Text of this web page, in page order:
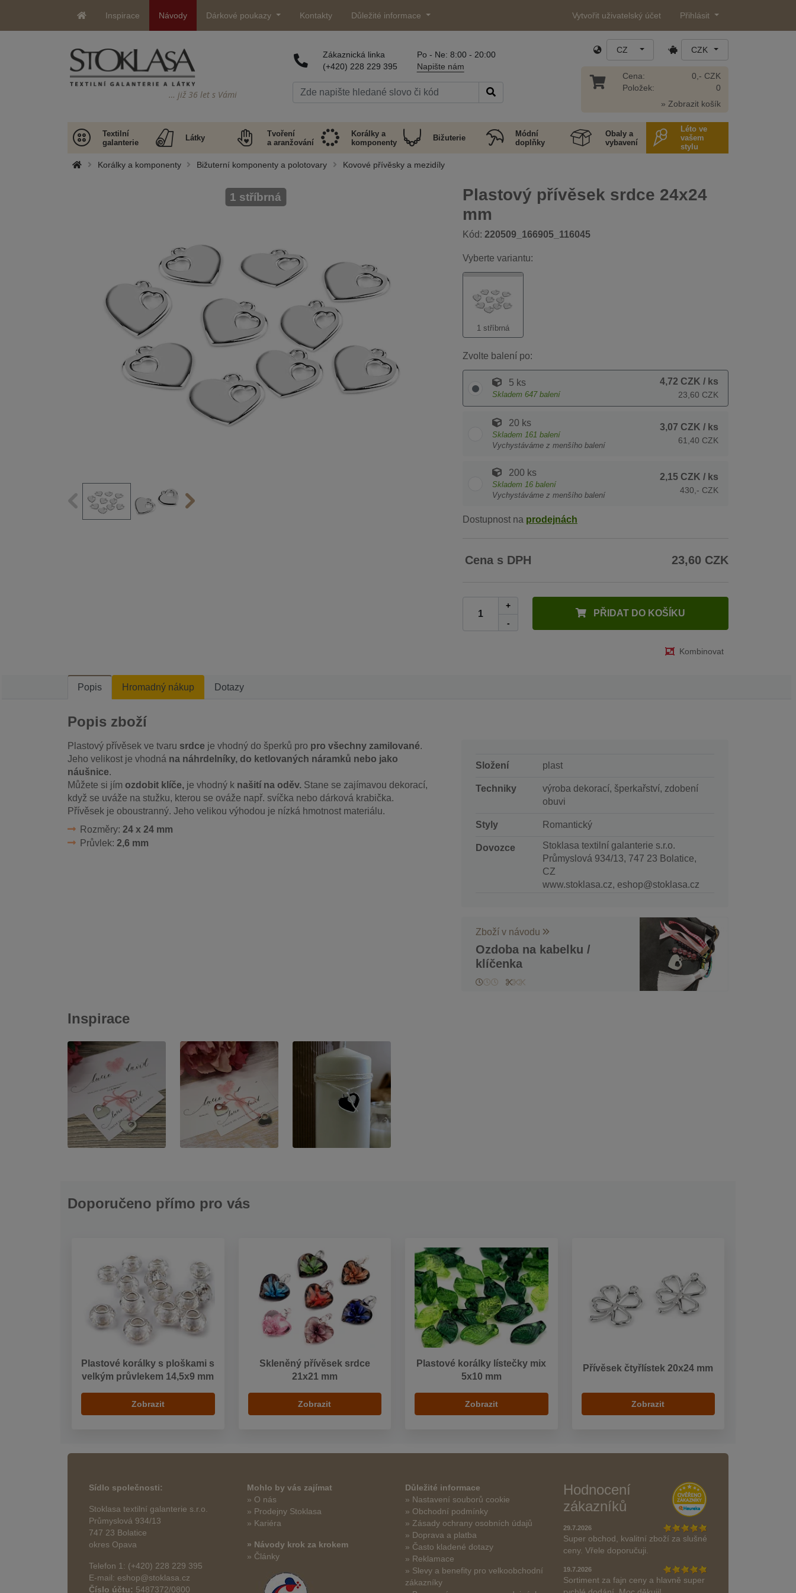
Inspirace Návody Dárkové poukazy Kontakty Důležité informace Vytvořit uživatelský účet Přihlásit
… již 36 let s Vámi
Zákaznická linka
(+420) 228 229 395
Po - Ne: 8:00 - 20:00
Napište nám
CZ CZK
Cena:
Položek:
0,- CZK
0
» Zobrazit košík
Textilní
galanterie
Látky
Tvoření
a aranžování
Korálky a
komponenty
Bižuterie
Módní
doplňky
Obaly a
vybavení
Léto ve
vašem
stylu
Korálky a komponenty Bižuterní komponenty a polotovary Kovové přívěsky a mezidíly
Plastový přívěsek srdce 24x24
mm
Kód: 220509_166905_116045
1 stříbrná
Vyberte variantu:
1 stříbrná
Zvolte balení po:
5 ks
Skladem 647 balení
4,72 CZK / ks
23,60 CZK
20 ks
Skladem 161 balení
Vychystáváme z menšího balení
3,07 CZK / ks
61,40 CZK
200 ks
Skladem 16 balení
Vychystáváme z menšího balení
2,15 CZK / ks
430,- CZK
Dostupnost na prodejnách
Cena s DPH 23,60 CZK
+
-
PŘIDAT DO KOŠÍKU
Kombinovat
Popis Hromadný nákup Dotazy
Popis zboží
Plastový přívěsek ve tvaru srdce je vhodný do šperků pro pro všechny zamilované.
Jeho velikost je vhodná na náhrdelníky, do ketlovaných náramků nebo jako
náušnice.
Můžete si jím ozdobit klíče, je vhodný k našití na oděv. Stane se zajímavou dekorací,
když se uváže na stužku, kterou se ováže např. svíčka nebo dárková krabička.
Přívěsek je oboustranný. Jeho velikou výhodou je nízká hmotnost materiálu.
Rozměry: 24 x 24 mm
Průvlek: 2,6 mm
Složení plast
Techniky
výroba dekorací, šperkařství, zdobení
obuvi
Styly Romantický
Dovozce
Stoklasa textilní galanterie s.r.o.
Průmyslová 934/13, 747 23 Bolatice,
CZ
www.stoklasa.cz, eshop@stoklasa.cz
Zboží v návodu
Ozdoba na kabelku /
klíčenka
Inspirace
Doporučeno přímo pro vás
Plastové korálky s ploškami s
velkým průvlekem 14,5x9 mm
Zobrazit
Skleněný přívěsek srdce
21x21 mm
Zobrazit
Plastové korálky lístečky mix
5x10 mm
Zobrazit
Přívěsek čtyřlístek 20x24 mm
Zobrazit
Sídlo společnosti:
Stoklasa textilní galanterie s.r.o.
Průmyslová 934/13
747 23 Bolatice
okres Opava
Telefon 1: (+420) 228 229 395
E-mail: eshop@stoklasa.cz
Číslo účtu: 5487372/0800
Mohlo by vás zajímat
» O nás
» Prodejny Stoklasa
» Kariéra
» Návody krok za krokem
» Články
Důležité informace
» Nastavení souborů cookie
» Obchodní podmínky
» Zásady ochrany osobních údajů
» Doprava a platba
» Často kladené dotazy
» Reklamace
» Slevy a benefity pro velkoobchodní
zákazníky
Hodnocení
zákazníků
29.7.2026
Super obchod, kvalitní zboží za slušné
ceny. Vřele doporučuji.
19.7.2026
Sortiment za fajn ceny a hlavně super